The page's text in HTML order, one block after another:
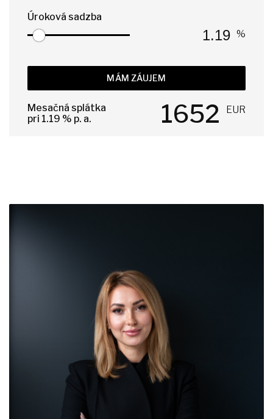
Úroková sadzba
%
MÁM ZÁUJEM
Mesačná splátka
pri 1.19 % p. a. 1652 EUR